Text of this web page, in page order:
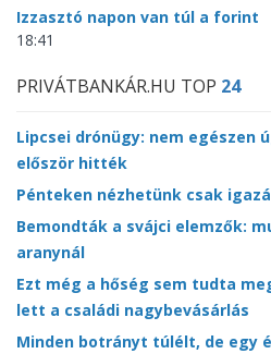
Izzasztó napon van túl a forint
18:41
PRIVÁTBANKÁR.HU TOP 24
Lipcsei drónügy: nem egészen
először hitték
Pénteken nézhetünk csak
Bemondták a svájci elemzők:
aranynál
Ezt még a hőség sem tudta
lett a családi nagybevásárlás
Minden botrányt túlélt, de egy